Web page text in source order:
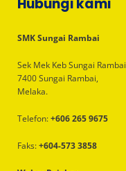
Hubungi kami
SMK Sungai Rambai
Sek Mek Keb Sungai Rambai
7400 Sungai Rambai,
Melaka.
Telefon:+606 265 9675
Faks:+604-573 3858